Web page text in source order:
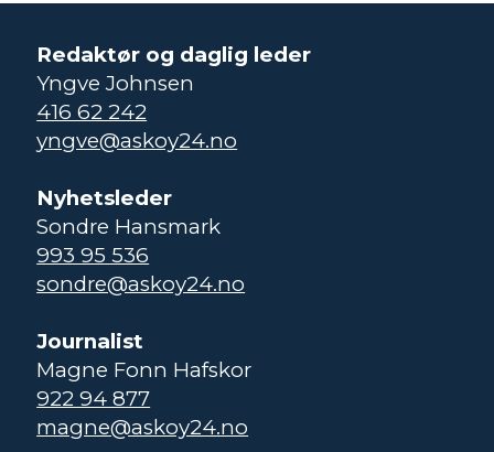
Redaktør og daglig leder
Yngve Johnsen
416 62 242
yngve@askoy24.no
Nyhetsleder
Sondre Hansmark
993 95 536
sondre@askoy24.no
Journalist
Magne Fonn Hafskor
922 94 877
magne@askoy24.no